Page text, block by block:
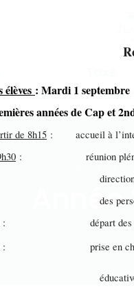
élèves : Mardi 1 septembre
années de Cap et
de 8h15 : accueil à
: réunion plénière
en salle TV
personnels et
: départ des
: prise en charge des
en
Accueil